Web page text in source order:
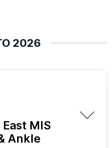
2026
MIS
Ankle